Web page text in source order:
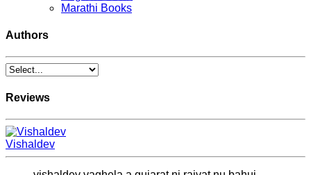
Marathi Books
Authors
Reviews
Vishaldev